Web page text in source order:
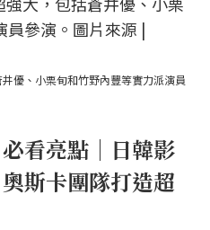
優、小栗旬和竹野內豐等實力派演員
看亮點｜日韓影
斯卡團隊打造超